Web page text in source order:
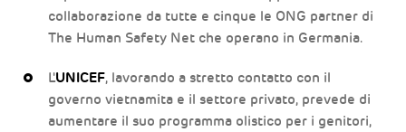
collaborazione da tutte e cinque le ONG partner di
The Human Safety Net che operano in Germania.
L'UNICEF, lavorando a stretto contatto con il
governo vietnamita e il settore privato, prevede di
aumentare il suo programma olistico per i genitori,